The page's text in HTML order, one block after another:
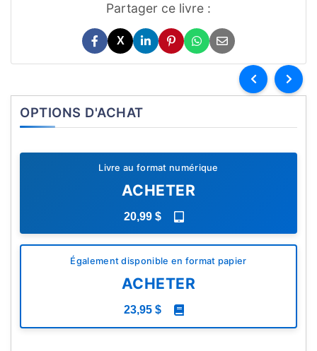
Partager ce livre :
X
OPTIONS D'ACHAT
Livre au format numérique
ACHETER
20,99 $
Également disponible en format papier
ACHETER
23,95 $